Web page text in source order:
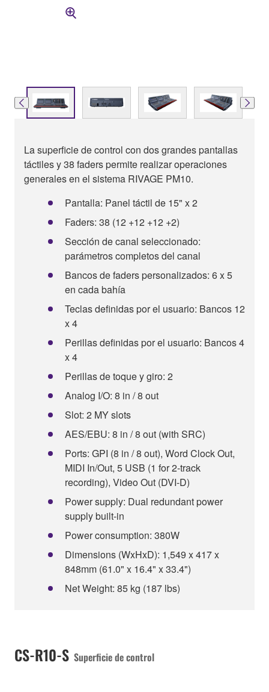
La superficie de control con dos grandes pantallas
táctiles y 38 faders permite realizar operaciones
generales en el sistema RIVAGE PM10.
Pantalla: Panel táctil de 15" x 2
Faders: 38 (12 +12 +12 +2)
Sección de canal seleccionado:
parámetros completos del canal
Bancos de faders personalizados: 6 x 5
en cada bahía
Teclas definidas por el usuario: Bancos 12
x 4
Perillas definidas por el usuario: Bancos 4
x 4
Perillas de toque y giro: 2
Analog I/O: 8 in / 8 out
Slot: 2 MY slots
AES/EBU: 8 in / 8 out (with SRC)
Ports: GPI (8 in / 8 out), Word Clock Out,
MIDI In/Out, 5 USB (1 for 2-track
recording), Video Out (DVI-D)
Power supply: Dual redundant power
supply built-in
Power consumption: 380W
Dimensions (WxHxD): 1,549 x 417 x
848mm (61.0" x 16.4" x 33.4")
Net Weight: 85 kg (187 lbs)
CS-R10-S Superficie de control